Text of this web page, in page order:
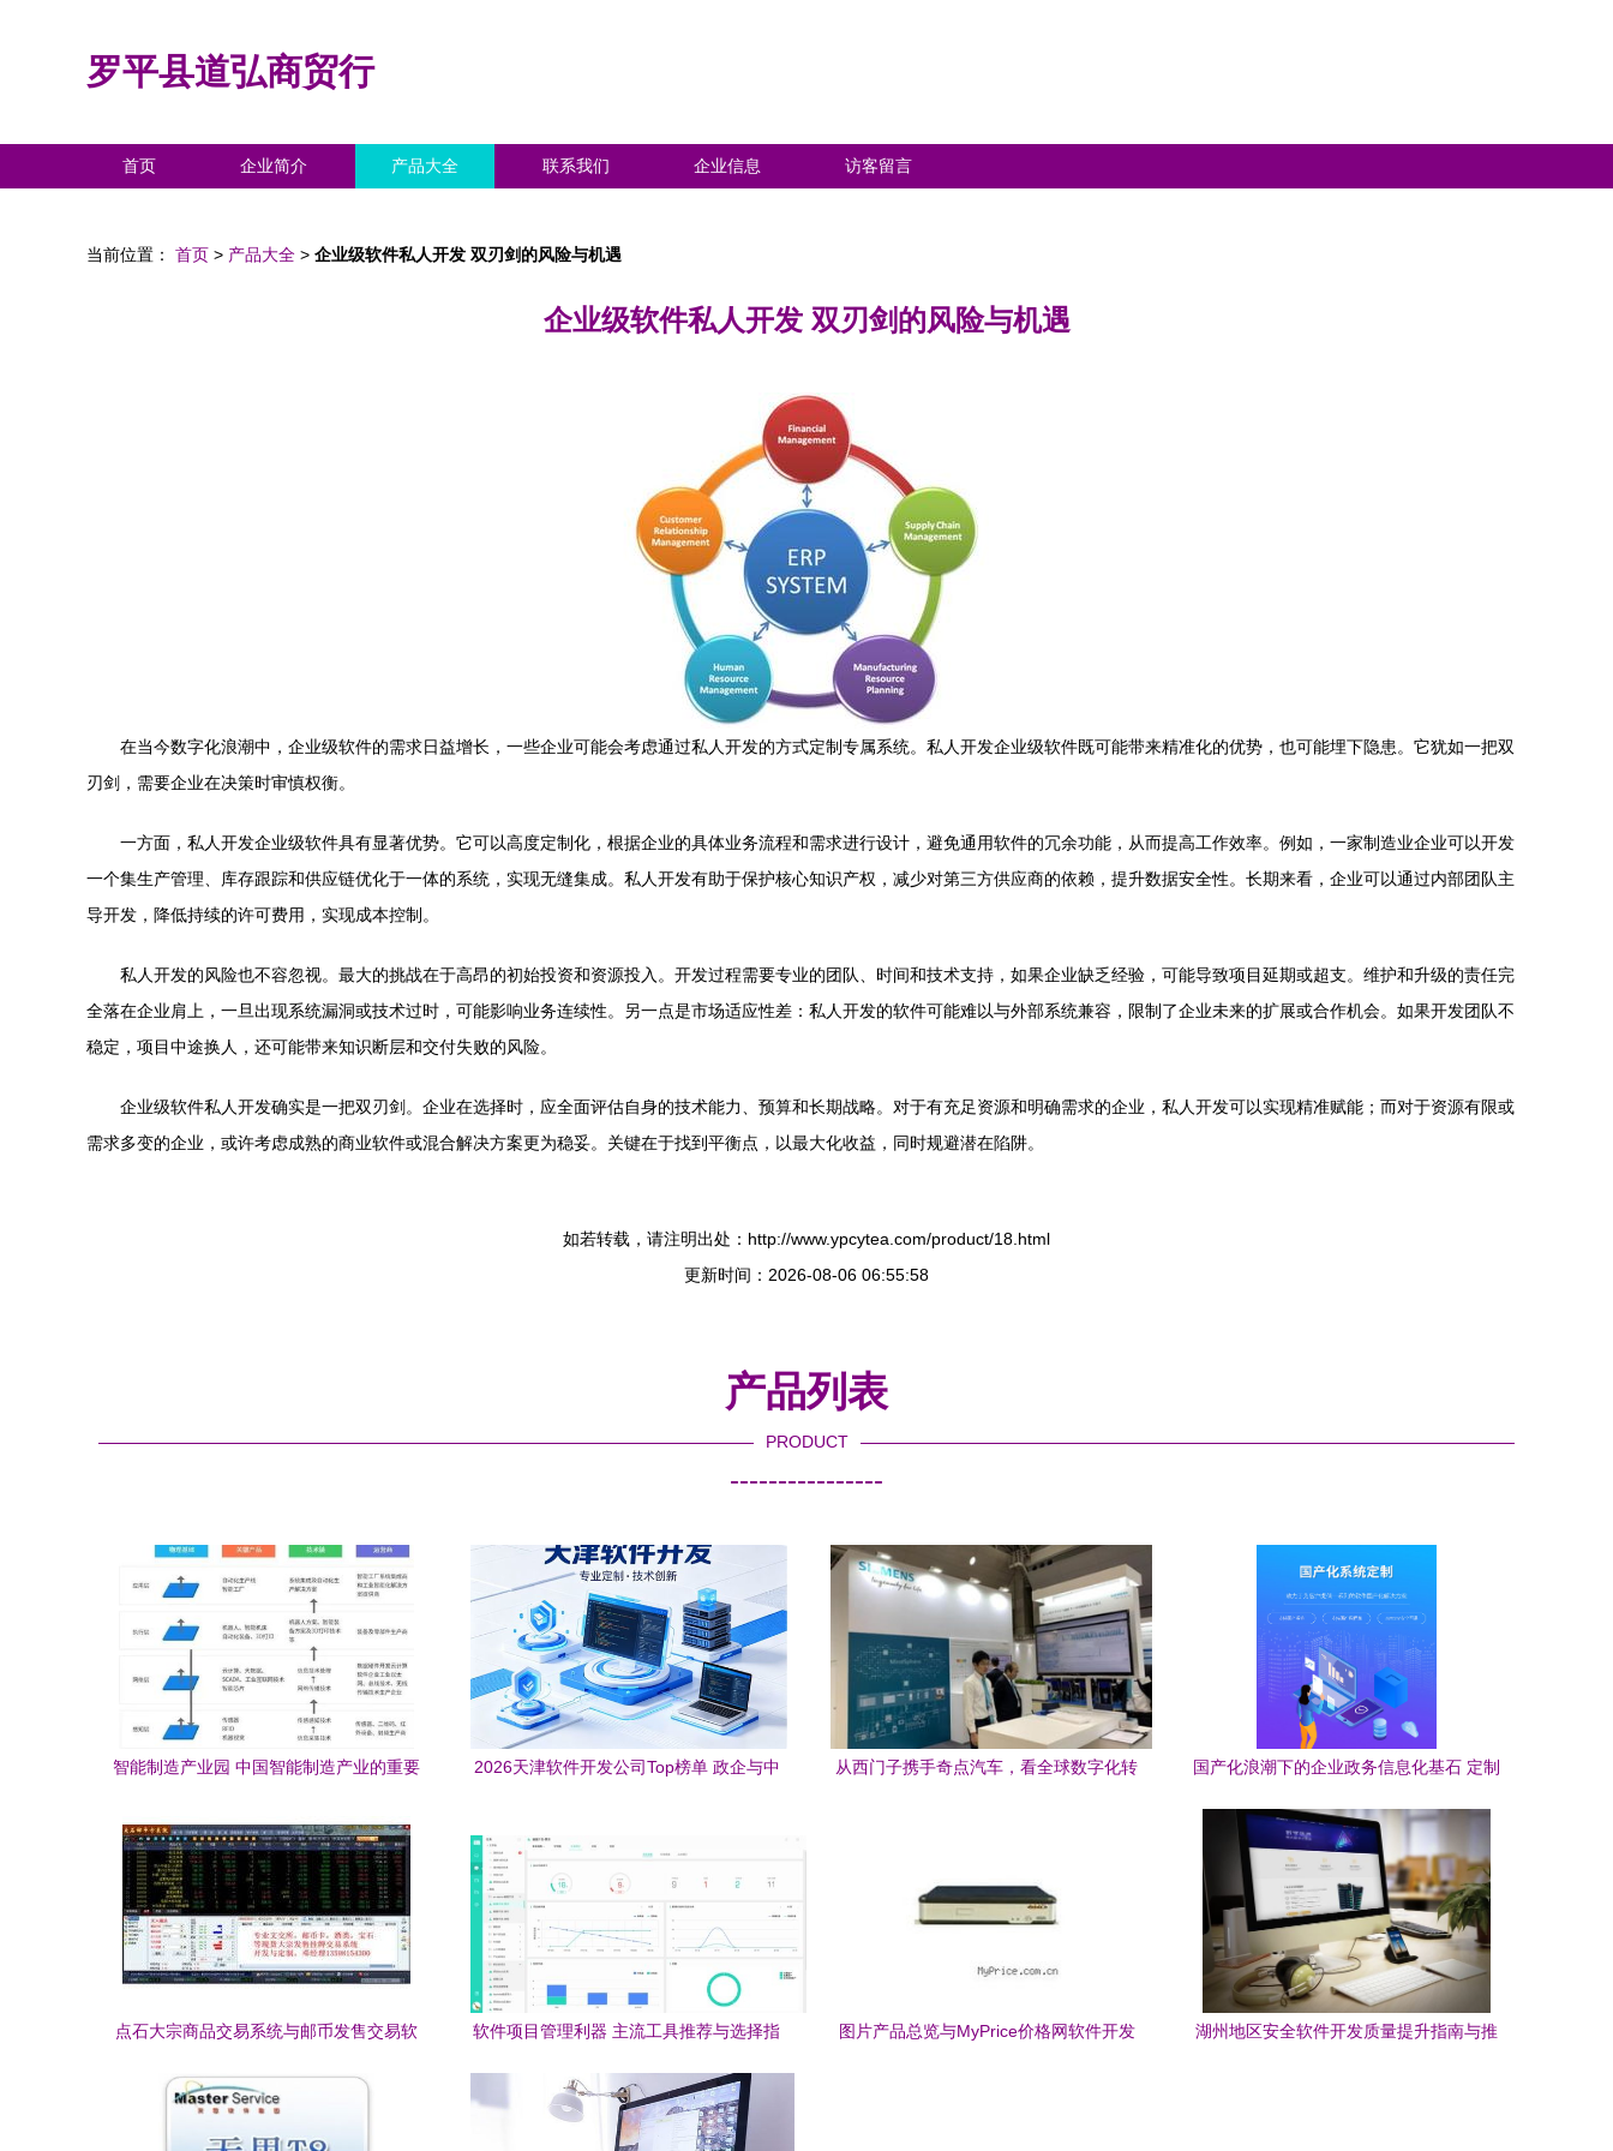
罗平县道弘商贸行
首页 企业简介 产品大全 联系我们 企业信息 访客留言
当前位置： 首页 > 产品大全 > 企业级软件私人开发 双刃剑的风险与机遇
企业级软件私人开发 双刃剑的风险与机遇
在当今数字化浪潮中，企业级软件的需求日益增长，一些企业可能会考虑通过私人开发的方式定制专属系统。私人开发企业级软件既可能带来精准化的优势，也可能埋下隐患。它犹如一把双
刃剑，需要企业在决策时审慎权衡。
一方面，私人开发企业级软件具有显著优势。它可以高度定制化，根据企业的具体业务流程和需求进行设计，避免通用软件的冗余功能，从而提高工作效率。例如，一家制造业企业可以开发
一个集生产管理、库存跟踪和供应链优化于一体的系统，实现无缝集成。私人开发有助于保护核心知识产权，减少对第三方供应商的依赖，提升数据安全性。长期来看，企业可以通过内部团队主
导开发，降低持续的许可费用，实现成本控制。
私人开发的风险也不容忽视。最大的挑战在于高昂的初始投资和资源投入。开发过程需要专业的团队、时间和技术支持，如果企业缺乏经验，可能导致项目延期或超支。维护和升级的责任完
全落在企业肩上，一旦出现系统漏洞或技术过时，可能影响业务连续性。另一点是市场适应性差：私人开发的软件可能难以与外部系统兼容，限制了企业未来的扩展或合作机会。如果开发团队不
稳定，项目中途换人，还可能带来知识断层和交付失败的风险。
企业级软件私人开发确实是一把双刃剑。企业在选择时，应全面评估自身的技术能力、预算和长期战略。对于有充足资源和明确需求的企业，私人开发可以实现精准赋能；而对于资源有限或
需求多变的企业，或许考虑成熟的商业软件或混合解决方案更为稳妥。关键在于找到平衡点，以最大化收益，同时规避潜在陷阱。
如若转载，请注明出处：http://www.ypcytea.com/product/18.html
更新时间：2026-08-06 06:55:58
产品列表
PRODUCT
----------------
智能制造产业园 中国智能制造产业的重要
2026天津软件开发公司Top榜单 政企与中
从西门子携手奇点汽车，看全球数字化转
国产化浪潮下的企业政务信息化基石 定制
深度适配
点石大宗商品交易系统与邮币发售交易软
软件项目管理利器 主流工具推荐与选择指
图片产品总览与MyPrice价格网软件开发
湖州地区安全软件开发质量提升指南与推